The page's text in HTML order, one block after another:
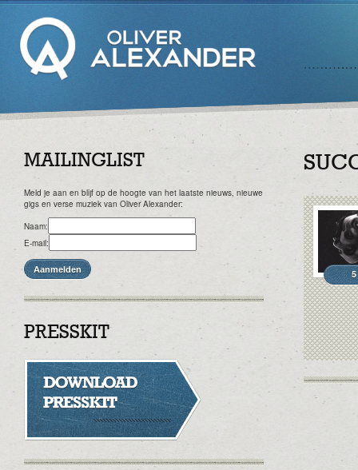
MAILINGLIST
Meld je aan en blijf op de hoogte van het laatste nieuws, nieuwe
gigs en verse muziek van Oliver Alexander:
Naam:
E-mail:
PRESSKIT